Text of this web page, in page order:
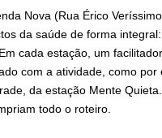
Nova (Rua Érico
da saúde de forma
cada estação, um
com a atividade, como
da estação Mente
todo o roteiro.